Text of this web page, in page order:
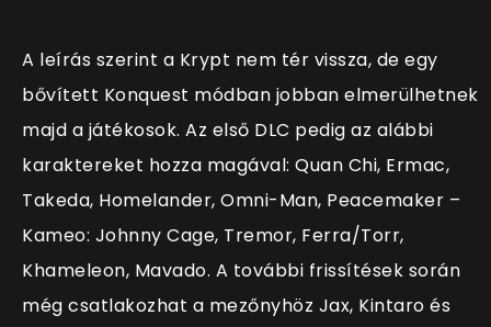
A leírás szerint a Krypt nem tér vissza, de egy
bővített Konquest módban jobban elmerülhetnek
majd a játékosok. Az első DLC pedig az alábbi
karaktereket hozza magával: Quan Chi, Ermac,
Takeda, Homelander, Omni-Man, Peacemaker –
Kameo: Johnny Cage, Tremor, Ferra/Torr,
Khameleon, Mavado. A további frissítések során
még csatlakozhat a mezőnyhöz Jax, Kintaro és